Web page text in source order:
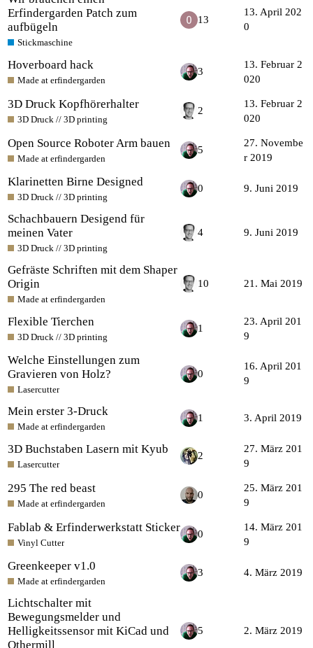
Erfindergarden Patch zum
aufbügeln
Stickmaschine
13
13. April 202
0
Hoverboard hack
Made at erfindergarden
3
13. Februar 2
020
3D Druck Kopfhörerhalter
3D Druck // 3D printing
2
13. Februar 2
020
Open Source Roboter Arm bauen
Made at erfindergarden
5
27. Novembe
r 2019
Klarinetten Birne Designed
3D Druck // 3D printing
0 9. Juni 2019
Schachbauern Desigend für
meinen Vater
3D Druck // 3D printing
4 9. Juni 2019
Gefräste Schriften mit dem Shaper
Origin
Made at erfindergarden
10 21. Mai 2019
Flexible Tierchen
3D Druck // 3D printing
1
23. April 201
9
Welche Einstellungen zum
Gravieren von Holz?
Lasercutter
0
16. April 201
9
Mein erster 3-Druck
Made at erfindergarden
1 3. April 2019
3D Buchstaben Lasern mit Kyub
Lasercutter
2
27. März 201
9
295 The red beast
Made at erfindergarden
0
25. März 201
9
Fablab & Erfinderwerkstatt Sticker
Vinyl Cutter
0
14. März 201
9
Greenkeeper v1.0
Made at erfindergarden
3 4. März 2019
Lichtschalter mit
Bewegungsmelder und
Helligkeitssensor mit KiCad und
Othermill
5 2. März 2019